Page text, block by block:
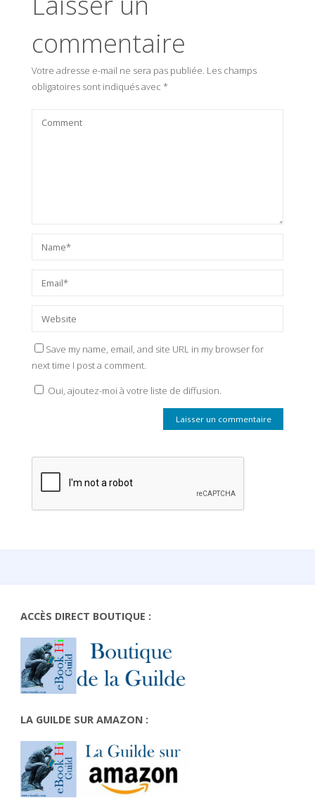
commentaire
Votre adresse e-mail ne sera pas publiée. Les champs
obligatoires sont indiqués avec *
Save my name, email, and site URL in my browser for
next time I post a comment.
Oui, ajoutez-moi à votre liste de diffusion.
ACCÈS DIRECT BOUTIQUE :
LA GUILDE SUR AMAZON :